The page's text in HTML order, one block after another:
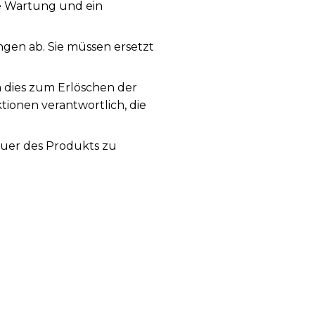
Wartung und ein
ab. Sie müssen ersetzt
zum Erlöschen der
verantwortlich, die
des Produkts zu